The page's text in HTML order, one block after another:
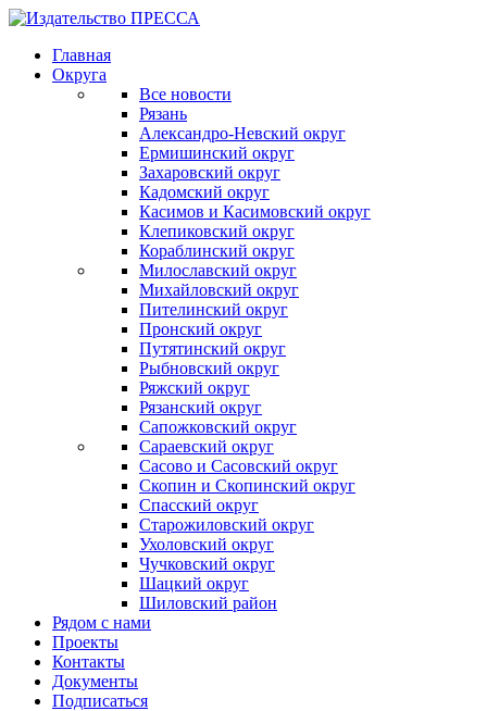
Главная
Округа
Все новости
Рязань
Александро-Невский округ
Ермишинский округ
Захаровский округ
Кадомский округ
Касимов и Касимовский округ
Клепиковский округ
Кораблинский округ
Милославский округ
Михайловский округ
Пителинский округ
Пронский округ
Путятинский округ
Рыбновский округ
Ряжский округ
Рязанский округ
Сапожковский округ
Сараевский округ
Сасово и Сасовский округ
Скопин и Скопинский округ
Спасский округ
Старожиловский округ
Ухоловский округ
Чучковский округ
Шацкий округ
Шиловский район
Рядом с нами
Проекты
Контакты
Документы
Подписаться